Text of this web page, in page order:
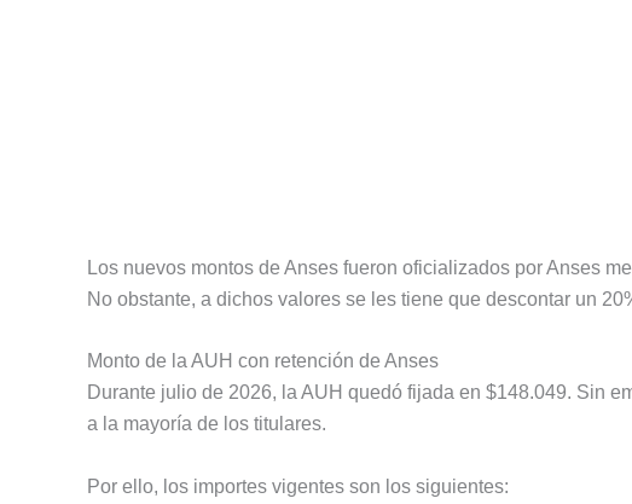
Los nuevos montos de Anses fueron oficializados por Anses
No obstante, a dichos valores se les tiene que descontar un
Monto de la AUH con retención de Anses
Durante julio de 2026, la AUH quedó fijada en $148.049. Sin
a la mayoría de los titulares.
Por ello, los importes vigentes son los siguientes: